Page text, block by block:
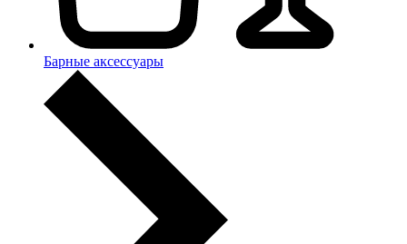
Барные аксессуары